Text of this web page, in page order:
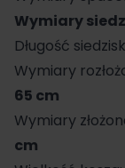
Wymiary
Długość
Wymiary
65 cm
Wymiary
cm